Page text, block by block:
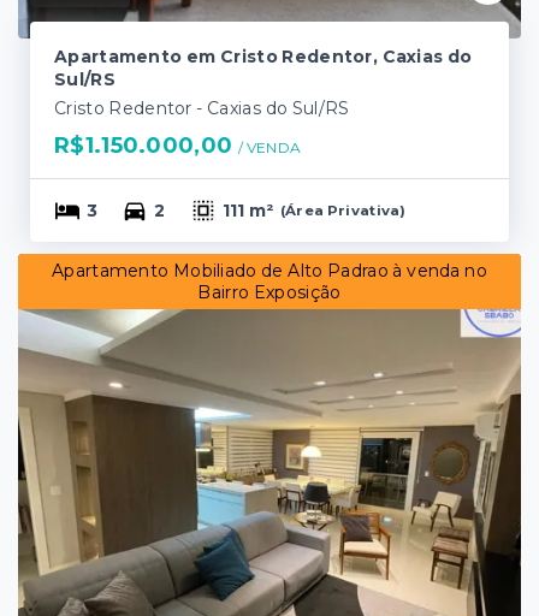
Apartamento em Cristo Redentor, Caxias do
Sul/RS
Cristo Redentor - Caxias do Sul/RS
R$1.150.000,00 / VENDA
3 2 111 m² (Área Privativa)
Apartamento Mobiliado de Alto Padrao à venda no
Bairro Exposição